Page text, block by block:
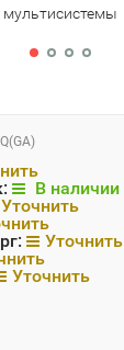
мультисистемы
В наличии
Уточнить
Уточнить
Уточнить